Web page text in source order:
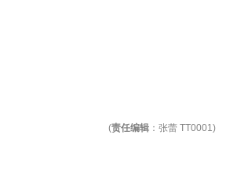
(责任编辑 ：张蕾 TT0001)